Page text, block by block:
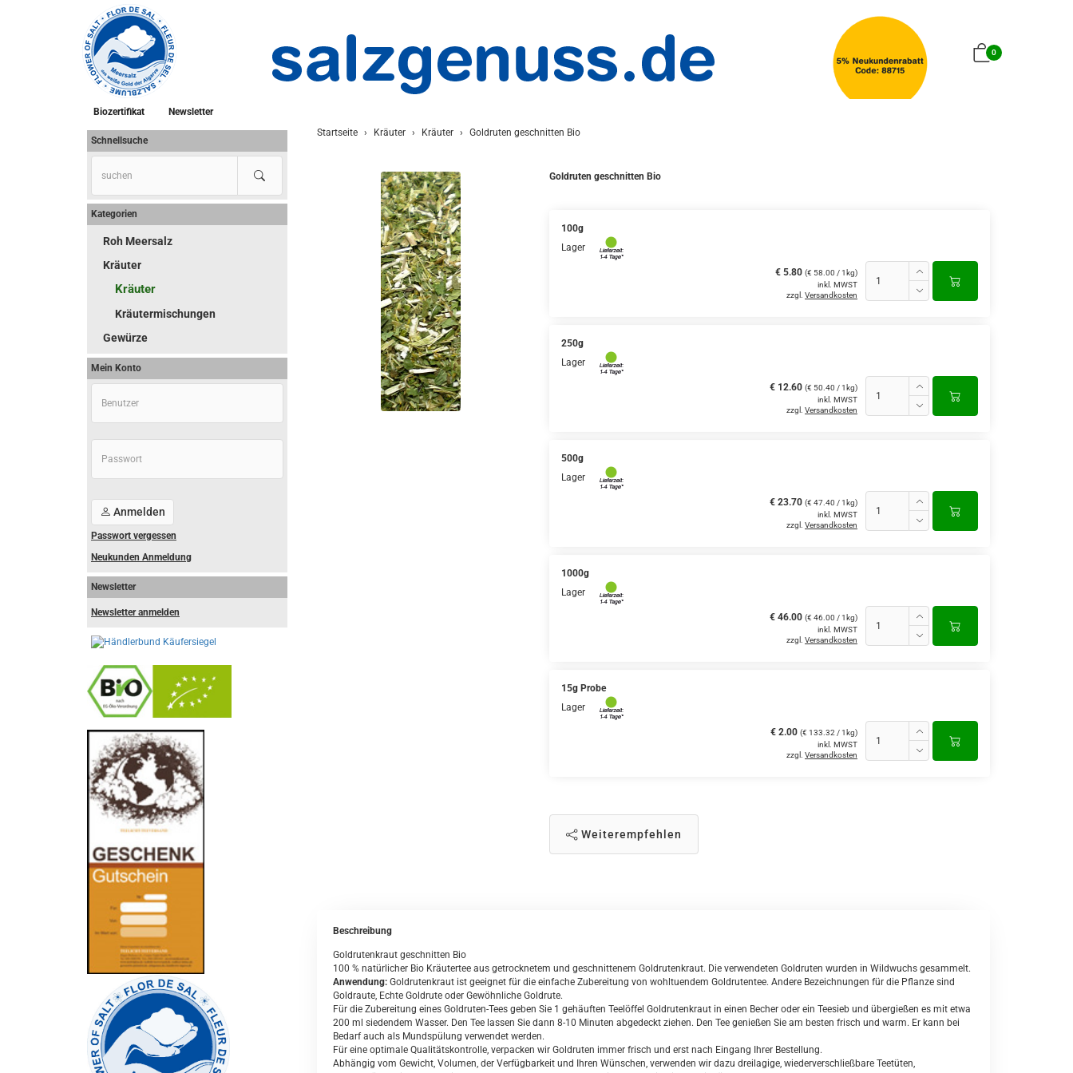
0
Biozertifikat
Newsletter
Startseite
Kräuter Kräuter Goldruten geschnitten Bio
Goldruten geschnitten Bio
100g
Lager
€ 5.80 (€ 58.00 / 1kg)
inkl. MWST
zzgl. Versandkosten
250g
Lager
€ 12.60 (€ 50.40 / 1kg)
inkl. MWST
zzgl. Versandkosten
500g
Lager
€ 23.70 (€ 47.40 / 1kg)
inkl. MWST
zzgl. Versandkosten
1000g
Lager
€ 46.00 (€ 46.00 / 1kg)
inkl. MWST
zzgl. Versandkosten
15g Probe
Lager
€ 2.00 (€ 133.32 / 1kg)
inkl. MWST
zzgl. Versandkosten
Weiterempfehlen
Beschreibung
Goldrutenkraut geschnitten Bio
100 % natürlicher Bio Kräutertee aus getrocknetem und geschnittenem Goldrutenkraut. Die verwendeten Goldruten wurden in Wildwuchs gesammelt.
Anwendung: Goldrutenkraut ist geeignet für die einfache Zubereitung von wohltuendem Goldrutentee. Andere Bezeichnungen für die Pflanze sind
Goldraute, Echte Goldrute oder Gewöhnliche Goldrute.
Für die Zubereitung eines Goldruten-Tees geben Sie 1 gehäuften Teelöffel Goldrutenkraut in einen Becher oder ein Teesieb und übergießen es mit etwa
200 ml siedendem Wasser. Den Tee lassen Sie dann 8-10 Minuten abgedeckt ziehen. Den Tee genießen Sie am besten frisch und warm. Er kann bei
Bedarf auch als Mundspülung verwendet werden.
Für eine optimale Qualitätskontrolle, verpacken wir Goldruten immer frisch und erst nach Eingang Ihrer Bestellung.
Abhängig vom Gewicht, Volumen, der Verfügbarkeit und Ihren Wünschen, verwenden wir dazu dreilagige, wiederverschließbare Teetüten,
Schnellsuche
Kategorien
Roh Meersalz
Kräuter
Kräuter
Kräutermischungen
Gewürze
Mein Konto
Anmelden
Passwort vergessen
Neukunden Anmeldung
Newsletter
Newsletter anmelden